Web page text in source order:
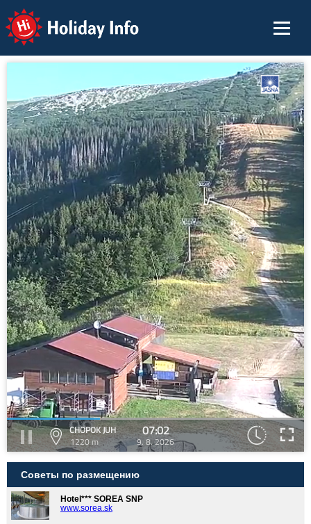
Holiday Info
CHOPOK JUH
1220 m
07:02
9. 8. 2026
Советы по размещению
Hotel*** SOREA SNP
www.sorea.sk